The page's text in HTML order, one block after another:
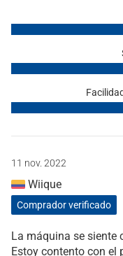
11 nov. 2022
Wiique
Comprador verificado
La máquina se siente
Estoy contento con el